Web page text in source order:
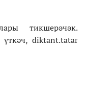
тикшерәчәк.
diktant.tatar